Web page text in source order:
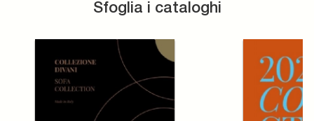
Sfoglia i cataloghi